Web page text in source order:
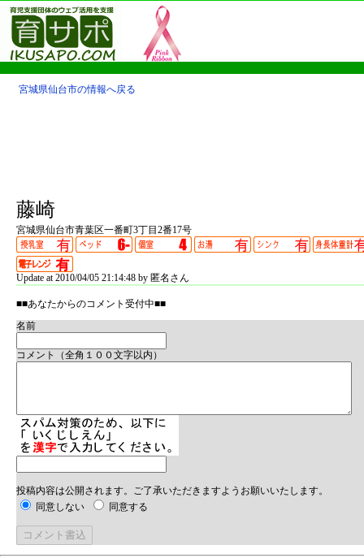
宮城県仙台市の情報へ戻る
藤崎
宮城県仙台市青葉区一番町3丁目2番17号
Update at 2010/04/05 21:14:48 by 匿名さん
■■あなたからのコメント受付中■■
名前
コメント（全角１００文字以内）
投稿内容は公開されます。ご了承いただきますようお願いいたします。
同意しない
同意する